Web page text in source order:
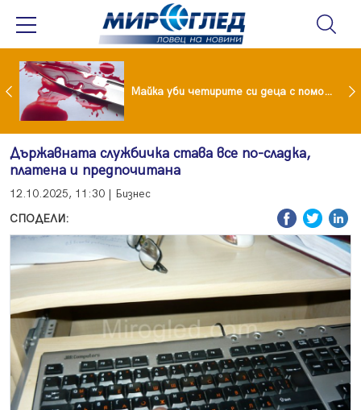
Проф.Кантарджиев: Пазете се от комарите и полово предаваните инфекции Майка уби четирите си деца с помощта на баба им, след което се самоуби
Държавната службичка става все по-сладка,
платена и предпочитана
12.10.2025, 11:30 | Бизнес
СПОДЕЛИ: